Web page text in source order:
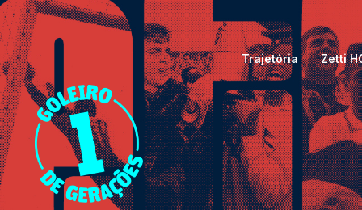
Trajetória Zetti